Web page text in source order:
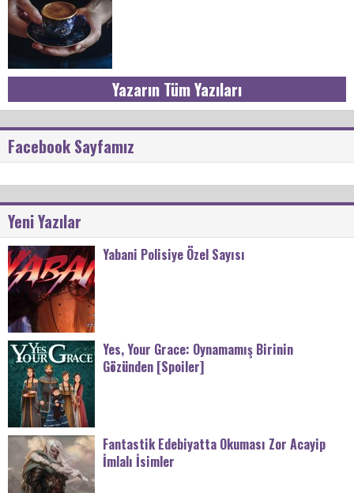
Yazarın Tüm Yazıları
Facebook Sayfamız
Yeni Yazılar
Yabani Polisiye Özel Sayısı
Yes, Your Grace: Oynamamış Birinin
Gözünden [Spoiler]
Fantastik Edebiyatta Okuması Zor Acayip
İmlalı İsimler